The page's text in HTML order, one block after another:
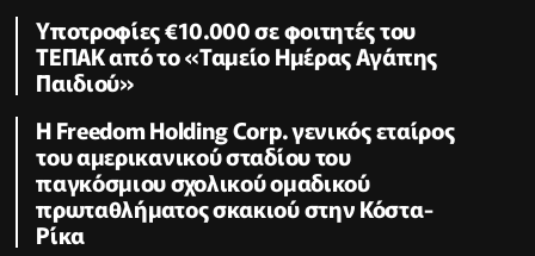
Υποτροφίες €10.000 σε φοιτητές του
ΤΕΠΑΚ από το «Ταμείο Ημέρας Αγάπης
Παιδιού»
Η Freedom Holding Corp. γενικός εταίρος
του αμερικανικού σταδίου του
παγκόσμιου σχολικού ομαδικού
πρωταθλήματος σκακιού στην Κόστα-
Ρίκα